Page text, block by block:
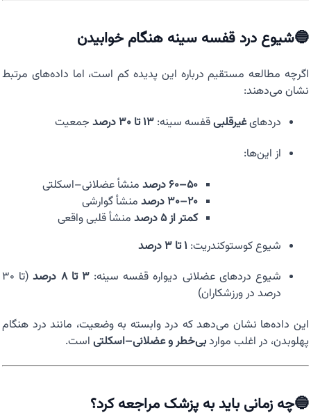
🔵شیوع درد قفسه سینه هنگام خوابیدن
اگرچه مطالعه مستقیم درباره این پدیده کم است، اما داده‌های مرتبط
نشان می‌دهند:
دردهایغیرقلبیقفسه سینه: ۱۳ تا ۳۰ درصد
جمعیت
از این‌ها:
۵۰–۶۰ درصد
منشأ عضلانی–اسکلتی
۲۰–۳۰ درصد
منشأ گوارشی
کمتر از ۵ درصد
منشأ قلبی واقعی
شیوع کوستوکندریت: ۱ تا ۳ درصد
شیوع دردهای عضلانی دیواره قفسه سینه:۳ تا ۸ درصد
(تا ۳۰
درصد در ورزشکاران)
این داده‌ها نشان می‌دهد که درد وابسته به وضعیت، مانند درد هنگام
پهلوبدن، در اغلب مواردبی‌خطر و عضلانی–اسکلتی است.
🔵چه زمانی باید به پزشک مراجعه کرد؟